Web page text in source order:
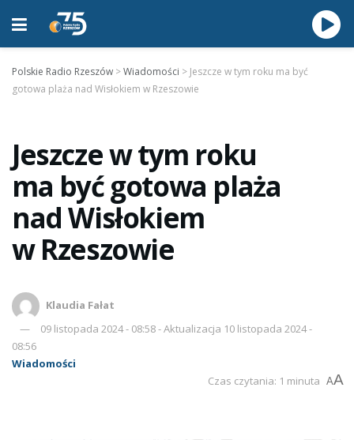
Polskie Radio Rzeszów >Wiadomości > Jeszcze w tym roku ma być
gotowa plaża nad Wisłokiem w Rzeszowie
Jeszcze w tym roku
ma być gotowa plaża
nad Wisłokiem
w Rzeszowie
Klaudia Fałat
09 listopada 2024 - 08:58 - Aktualizacja 10 listopada 2024 -
08:56
Wiadomości
Czas czytania: 1 minuta AA